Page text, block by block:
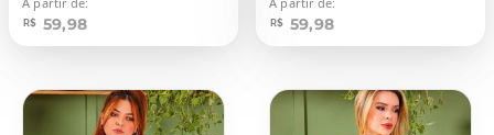
R$ 59,98 R$ 59,98